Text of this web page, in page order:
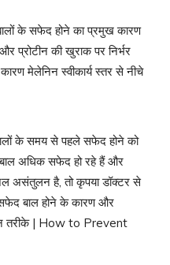
के सफेद होने का प्रमुख कारण
प्रोटीन की खुराक पर निर्भर
मेलेनिन स्वीकार्य स्तर से नीचे
के समय से पहले सफेद होने को
अधिक सफेद हो रहे हैं और
असंतुलन है, तो कृपया डॉक्टर से
बाल होने के कारण और
तरीके | How to Prevent